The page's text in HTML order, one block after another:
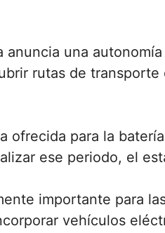
anuncia una
rutas de
ofrecida para la
ese periodo, el
importante para
vehículos